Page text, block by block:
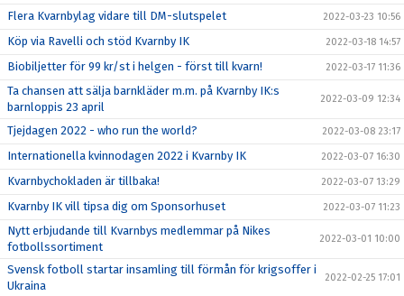
Flera Kvarnbylag vidare till DM-slutspelet 2022-03-23 10:56
Köp via Ravelli och stöd Kvarnby IK 2022-03-18 14:57
Biobiljetter för 99 kr/st i helgen - först till kvarn! 2022-03-17 11:36
Ta chansen att sälja barnkläder m.m. på Kvarnby IK:s
barnloppis 23 april
2022-03-09 12:34
Tjejdagen 2022 - who run the world? 2022-03-08 23:17
Internationella kvinnodagen 2022 i Kvarnby IK 2022-03-07 16:30
Kvarnbychokladen är tillbaka! 2022-03-07 13:29
Kvarnby IK vill tipsa dig om Sponsorhuset 2022-03-07 11:23
Nytt erbjudande till Kvarnbys medlemmar på Nikes
fotbollssortiment
2022-03-01 10:00
Svensk fotboll startar insamling till förmån för krigsoffer i
Ukraina
2022-02-25 17:01